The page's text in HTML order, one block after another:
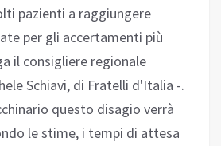
pazienti a raggiungere
per gli accertamenti più
il consigliere regionale
Schiavi, di Fratelli d'Italia -.
questo disagio verrà
le stime, i tempi di attesa